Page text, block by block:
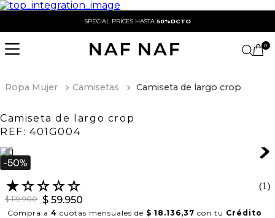
SPECIAL PRICES HASTA 50%DCTO
0
Ropa Mujer Camisetas Camiseta de largo crop
Camiseta de largo crop
REF: 401G004
★☆☆☆☆ (1)
$ 119.900 $ 59.950
Compra a 4 cuotas mensuales de $ 18.136,37 con tu Crédito